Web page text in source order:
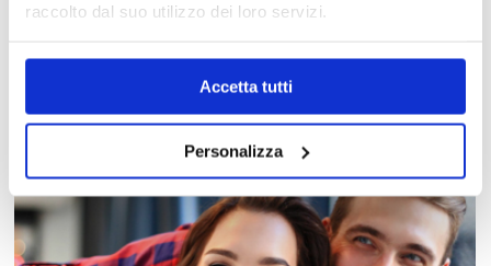
raccolto dal suo utilizzo dei loro servizi.
Accetta tutti
Personalizza